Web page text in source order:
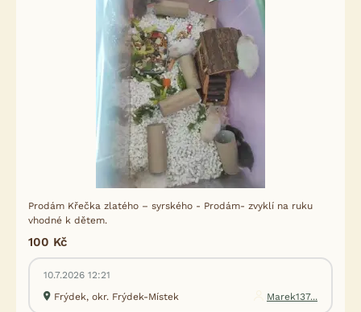
Prodám Křečka zlatého – syrského - Prodám- zvyklí na ruku
vhodné k dětem.
100 Kč
10.7.2026 12:21
Frýdek, okr. Frýdek-Místek
Marek137...